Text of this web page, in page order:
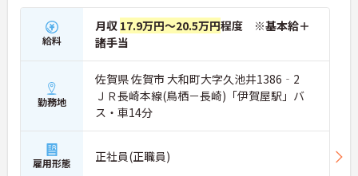
給料
月収 17.9万円～20.5万円程度 ※基本給＋
諸手当
勤務地
佐賀県 佐賀市 大和町大字久池井1386‐2
ＪＲ長崎本線(鳥栖－長崎)「伊賀屋駅」バ
ス・車14分
雇用形態 正社員(正職員)